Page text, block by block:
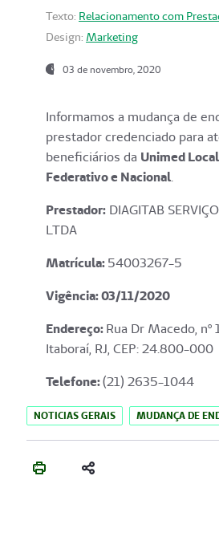
Texto: Relacionamento com
Design: Marketing
03 de novembro, 2020
Informamos a mudança de
prestador credenciado para
beneficiários da Unimed
Federativo e Nacional.
Prestador: DIAGITAB
LTDA
Matrícula:54003267-5
Vigência: 03/11/2020
Endereço:Rua Dr Macedo, nº
Itaboraí, RJ, CEP: 24.800-000
Telefone:(21) 2635-1044
NOTICIAS GERAIS MUDANÇA DE